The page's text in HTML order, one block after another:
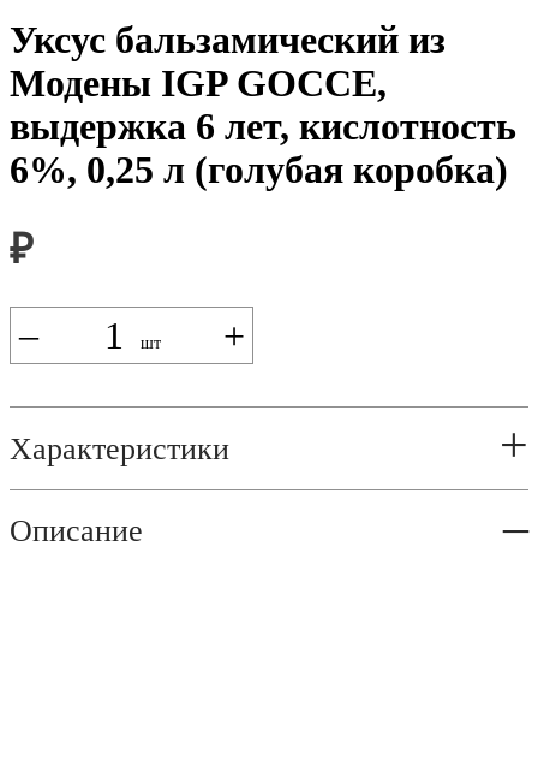
Уксус бальзамический из
Модены IGP GOCCE,
выдержка 6 лет, кислотность
6%, 0,25 л (голубая коробка)
₽
– шт +
Характеристики
Описание